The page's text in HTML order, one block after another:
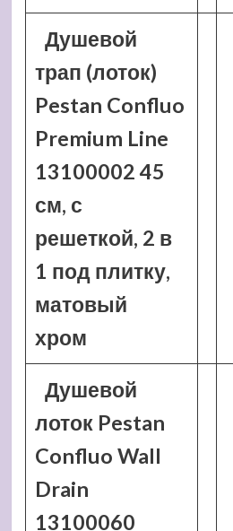
Душевой
трап (лоток)
Pestan Confluo
Premium Line
13100002 45
см, с
решеткой, 2 в
1 под плитку,
матовый
хром
Душевой
лоток Pestan
Confluo Wall
Drain
13100060